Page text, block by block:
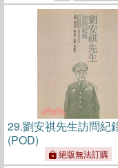
29.劉安祺先生訪問紀
(POD)
絕版無法訂購